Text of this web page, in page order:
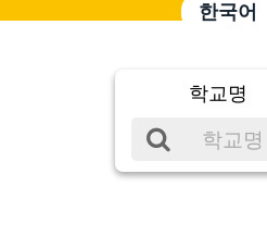
한국어
학교명